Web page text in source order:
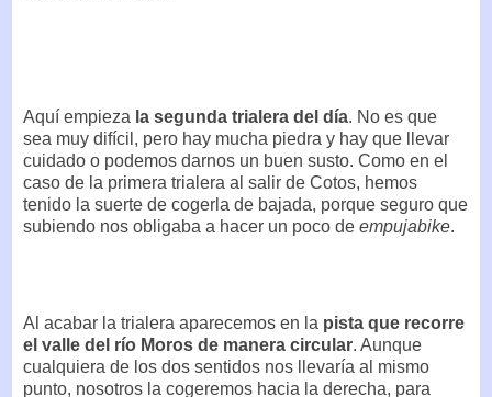
Aquí empieza la segunda trialera del día. No es que
sea muy difícil, pero hay mucha piedra y hay que llevar
cuidado o podemos darnos un buen susto. Como en el
caso de la primera trialera al salir de Cotos, hemos
tenido la suerte de cogerla de bajada, porque seguro que
subiendo nos obligaba a hacer un poco de empujabike.
Al acabar la trialera aparecemos en la pista que recorre
el valle del río Moros de manera circular. Aunque
cualquiera de los dos sentidos nos llevaría al mismo
punto, nosotros la cogeremos hacia la derecha, para